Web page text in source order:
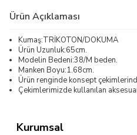
Ürün Açıklaması
Kumaş:TRİKOTON/DOKUMA
Ürün Uzunluk:65cm.
Modelin Bedeni:38/M beden.
Manken Boyu:1.68cm.
Ürün renginde konsept
Çekimlerimizde kullanılan
Kurumsal